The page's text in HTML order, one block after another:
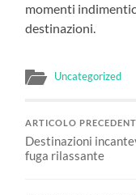
momenti
destinazioni.
Uncategorized
ARTICOLO
Destinazioni
fuga rilassante